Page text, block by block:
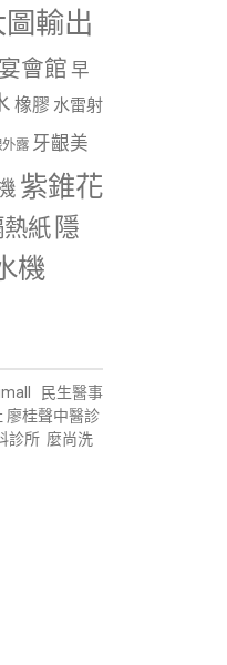
圖輸出
會館 早
橡膠 水雷射
露 牙齦美
紫錐花
熱紙 隱
機
民生醫事
廖桂聲中醫診
診所 麼尚洗